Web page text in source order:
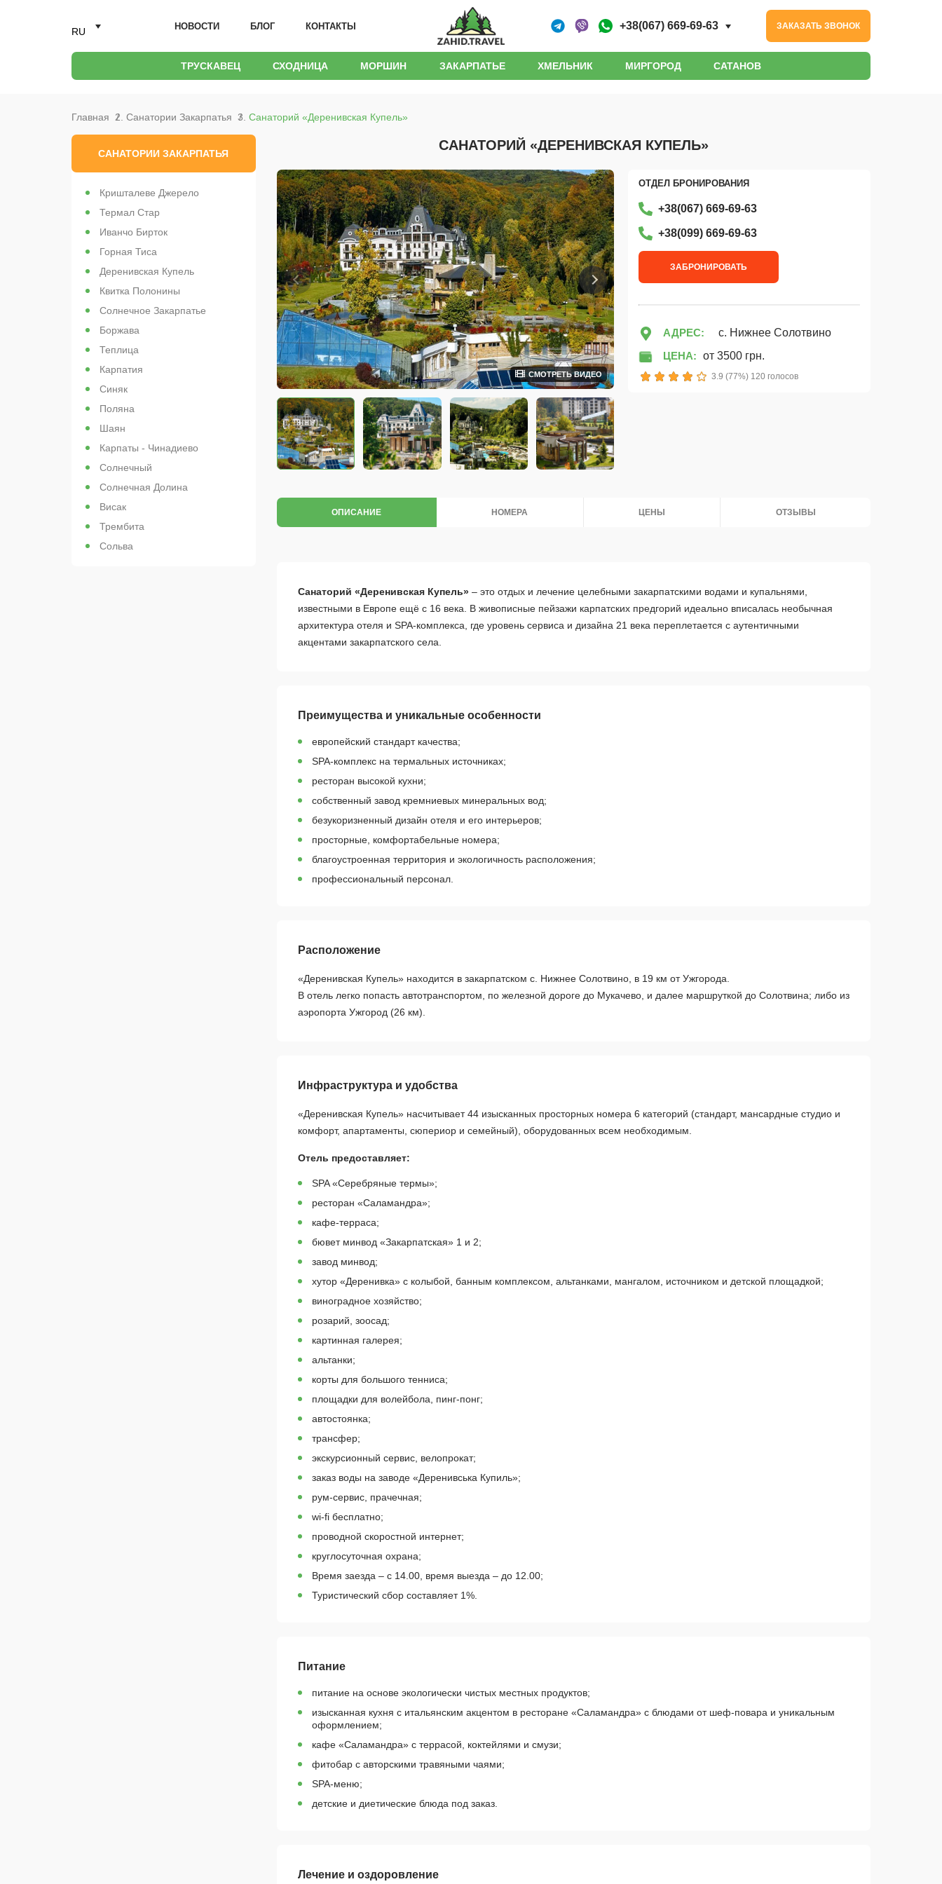
RU НОВОСТИ БЛОГ КОНТАКТЫ +38(067) 669-69-63 ЗАКАЗАТЬ ЗВОНОК
ТРУСКАВЕЦ СХОДНИЦА МОРШИН ЗАКАРПАТЬЕ ХМЕЛЬНИК МИРГОРОД САТАНОВ
САНАТОРИИ ЗАКАРПАТЬЯ
Кришталеве Джерело
Термал Стар
Иванчо Бирток
Горная Тиса
Деренивская Купель
Квитка Полонины
Солнечное Закарпатье
Боржава
Теплица
Карпатия
Синяк
Поляна
Шаян
Карпаты - Чинадиево
Солнечный
Солнечная Долина
Висак
Трембита
Сольва
САНАТОРИЙ «ДЕРЕНИВСКАЯ КУПЕЛЬ»
Главная Санатории Закарпатья Санаторий «Деренивская Купель»
СМОТРЕТЬ ВИДЕО
ОТДЕЛ БРОНИРОВАНИЯ
+38(067) 669-69-63
+38‎(099) 669-69-63
ЗАБРОНИРОВАТЬ
АДРЕС:
с. Нижнее Солотвино
ЦЕНА: от 3500 грн.
1 2 3 4 5 3.9 (77%) 120 голосов
ОПИСАНИЕ НОМЕРА ЦЕНЫ ОТЗЫВЫ
Санаторий «Деренивская Купель»– это отдых и лечение целебными закарпатскими водами и купальнями,
известными в Европе ещё с 16 века. В живописные пейзажи карпатских предгорий идеально вписалась необычная
архитектура отеля и SPA-комплекса, где уровень сервиса и дизайна 21 века переплетается с аутентичными
акцентами закарпатского села.
Преимущества и уникальные особенности
европейский стандарт качества;
SPA-комплекс на термальных источниках;
ресторан высокой кухни;
собственный завод кремниевых минеральных вод;
безукоризненный дизайн отеля и его интерьеров;
просторные, комфортабельные номера;
благоустроенная территория и экологичность расположения;
профессиональный персонал.
Расположение
«Деренивская Купель» находится в закарпатском с. Нижнее Солотвино, в 19 км от Ужгорода.
В отель легко попасть автотранспортом, по железной дороге до Мукачево, и далее маршруткой до Солотвина; либо из
аэропорта Ужгород (26 км).
Инфраструктура и удобства
«Деренивская Купель» насчитывает 44 изысканных просторных номера 6 категорий (стандарт, мансардные студио и
комфорт, апартаменты, сюпериор и семейный), оборудованных всем необходимым.
Отель предоставляет:
SPA «Серебряные термы»;
ресторан «Саламандра»;
кафе-терраса;
бювет минвод «Закарпатская» 1 и 2;
завод минвод;
хутор «Деренивка» с колыбой, банным комплексом, альтанками, мангалом, источником и детской площадкой;
виноградное хозяйство;
розарий, зоосад;
картинная галерея;
альтанки;
корты для большого тенниса;
площадки для волейбола, пинг-понг;
автостоянка;
трансфер;
экскурсионный сервис, велопрокат;
заказ воды на заводе «Деренивська Купиль»;
рум-сервис, прачечная;
wi-fi бесплатно;
проводной скоростной интернет;
круглосуточная охрана;
Время заезда – с 14.00, время выезда – до 12.00;
Туристический сбор составляет 1%.
Питание
питание на основе экологически чистых местных продуктов;
изысканная кухня с итальянским акцентом в ресторане «Саламандра» с блюдами от шеф-повара и уникальным
оформлением;
кафе «Саламандра» с террасой, коктейлями и смузи;
фитобар с авторскими травяными чаями;
SPA-меню;
детские и диетические блюда под заказ.
Лечение и оздоровление